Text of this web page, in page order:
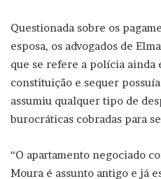
Questionada sobre os
esposa, os advogados de
que se refere a polícia ainda
constituição e sequer
assumiu qualquer tipo de
burocráticas cobradas para
“O apartamento negociado
Moura é assunto antigo e já